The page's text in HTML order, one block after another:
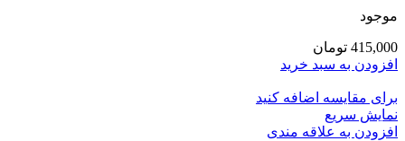
موجود
415,000 تومان
افزودن به سبد خرید
برای مقایسه اضافه کنید
نمایش سریع
افزودن به علاقه مندی